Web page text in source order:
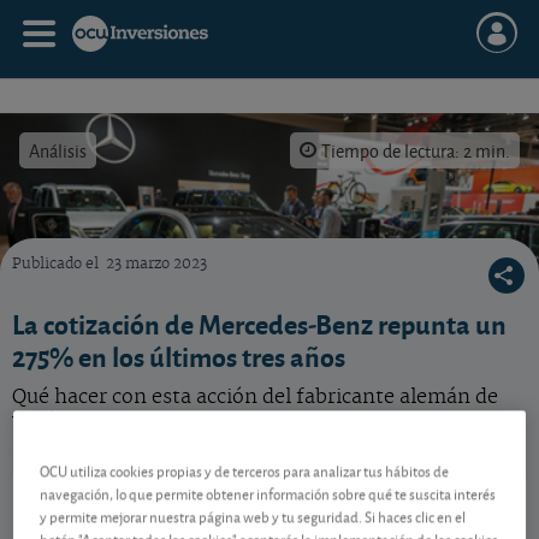
Análisis Tiempo de lectura: 2 min.
Qué hacer con esta acción del fabricante alemán Mercedes-Benz para la que hemos
Publicado el 23 marzo 2023
La cotización de Mercedes-Benz repunta un
275% en los últimos tres años
Qué hacer con esta acción del fabricante alemán de
vehículos de lujo para la que hemos revisado al alza
Mercedes-Benz
DE0007100000
47,00 EUR
OCU utiliza cookies propias y de terceros para analizar tus hábitos de
navegación, lo que permite obtener información sobre qué te suscita interés
y permite mejorar nuestra página web y tu seguridad. Si haces clic en el